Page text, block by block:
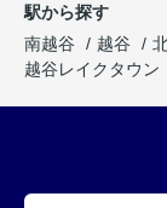
駅から探す
南越谷
越谷
越谷レイクタウン